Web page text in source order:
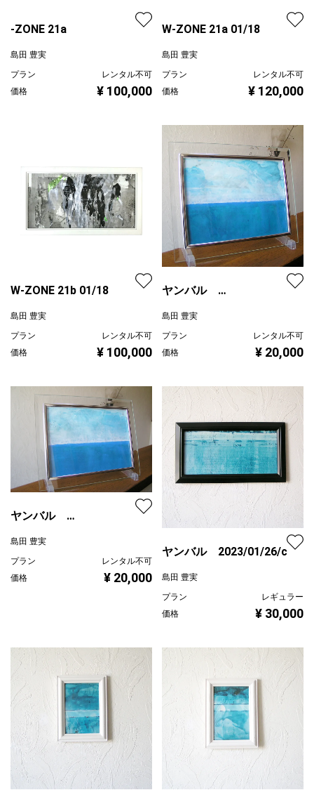
-ZONE 21a
島田 豊実
プラン
レンタル不可
価格
¥ 100,000
W-ZONE 21a 01/18
島田 豊実
プラン
レンタル不可
価格
¥ 120,000
W-ZONE 21b 01/18
島田 豊実
プラン
レンタル不可
価格
¥ 100,000
ヤンバル
島田 豊実
プラン
レンタル不可
価格
¥ 20,000
ヤンバル
島田 豊実
プラン
レンタル不可
価格
¥ 20,000
ヤンバル 2023/01/26/c
島田 豊実
プラン
レギュラー
価格
¥ 30,000